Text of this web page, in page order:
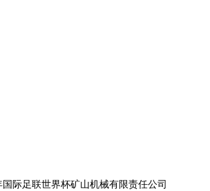
际足联世界杯矿山机械有限责任公司